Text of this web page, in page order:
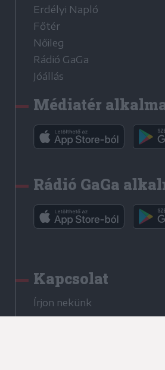
Erdélyi Napló
Főtér
Nőileg
Rádió GaGa
Jóállás
Médiatér
Rádió GaGa
Kapcsolat
Írjon nekünk